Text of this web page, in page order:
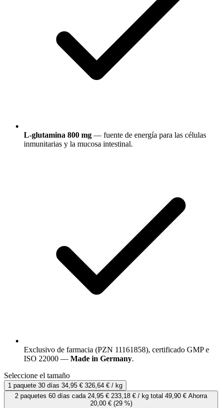
L-glutamina 800 mg — fuente de energía para las células
inmunitarias y la mucosa intestinal.
Exclusivo de farmacia (PZN 11161858), certificado GMP e
ISO 22000 — Made in Germany.
Seleccione el tamaño
1 paquete 30 días 34,95 € 326,64 € / kg
2 paquetes 60 días cada 24,95 € 233,18 € / kg total 49,90 € Ahorra
20,00 € (29 %)